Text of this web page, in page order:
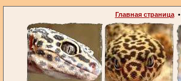
Главная страница•